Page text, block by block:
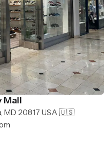
Mall
MD 20817 USA 🇺🇸